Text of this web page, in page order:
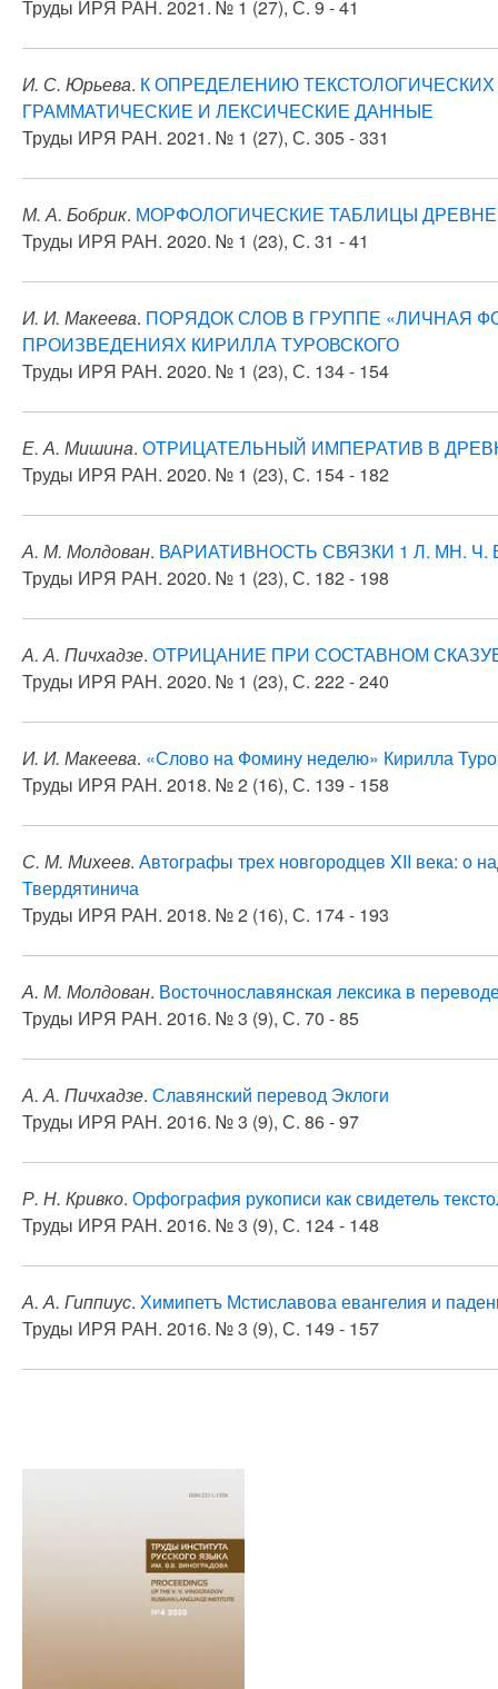
Труды ИРЯ РАН. 2021. № 1 (27), С. 9 - 41
И. С. Юрьева. К ОПРЕДЕЛЕНИЮ
ГРАММАТИЧЕСКИЕ И ЛЕКСИЧЕСКИЕ ДАННЫЕ
Труды ИРЯ РАН. 2021. № 1 (27), С. 305 - 331
М. А. Бобрик. МОРФОЛОГИЧЕСКИЕ ТАБЛИЦЫ
Труды ИРЯ РАН. 2020. № 1 (23), С. 31 - 41
И. И. Макеева. ПОРЯДОК СЛОВ В ГРУППЕ «ЛИЧНАЯ
ПРОИЗВЕДЕНИЯХ КИРИЛЛА ТУРОВСКОГО
Труды ИРЯ РАН. 2020. № 1 (23), С. 134 - 154
Е. А. Мишина. ОТРИЦАТЕЛЬНЫЙ ИМПЕРАТИВ В
Труды ИРЯ РАН. 2020. № 1 (23), С. 154 - 182
А. М. Молдован. ВАРИАТИВНОСТЬ СВЯЗКИ 1 Л. МН.
Труды ИРЯ РАН. 2020. № 1 (23), С. 182 - 198
А. А. Пичхадзе. ОТРИЦАНИЕ ПРИ СОСТАВНОМ
Труды ИРЯ РАН. 2020. № 1 (23), С. 222 - 240
И. И. Макеева. «Слово на Фомину неделю» Кирилла
Труды ИРЯ РАН. 2018. № 2 (16), С. 139 - 158
С. М. Михеев. Автографы трех новгородцев XII века: о
Твердятинича
Труды ИРЯ РАН. 2018. № 2 (16), С. 174 - 193
А. М. Молдован. Восточнославянская лексика в
Труды ИРЯ РАН. 2016. № 3 (9), С. 70 - 85
А. А. Пичхадзе. Славянский перевод Эклоги
Труды ИРЯ РАН. 2016. № 3 (9), С. 86 - 97
Р. Н. Кривко. Орфография рукописи как свидетель
Труды ИРЯ РАН. 2016. № 3 (9), С. 124 - 148
А. А. Гиппиус. Химипетъ Мстиславова евангелия и
Труды ИРЯ РАН. 2016. № 3 (9), С. 149 - 157